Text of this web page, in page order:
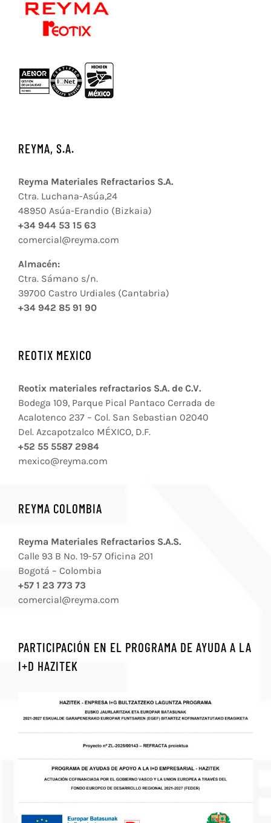
REYMA, S.A.
Reyma Materiales Refractarios S.A.
Ctra. Luchana-Asúa,24
48950 Asúa-Erandio (Bizkaia)
+34 944 53 15 63
comercial@reyma.com
Almacén:
Ctra. Sámano s/n.
39700 Castro Urdiales (Cantabria)
+34 942 85 91 90
REOTIX MEXICO
Reotix materiales refractarios S.A. de C.V.
Bodega 109, Parque Pical Pantaco Cerrada de
Acalotenco 237 – Col. San Sebastian 02040
Del. Azcapotzalco MÉXICO, D.F.
+52 55 5587 2984
mexico@reyma.com
REYMA COLOMBIA
Reyma Materiales Refractarios S.A.S.
Calle 93 B No. 19-57 Oficina 201
Bogotá – Colombia
+57 1 23 773 73
comercial@reyma.com
PARTICIPACIÓN EN EL PROGRAMA DE AYUDA A LA
I+D HAZITEK